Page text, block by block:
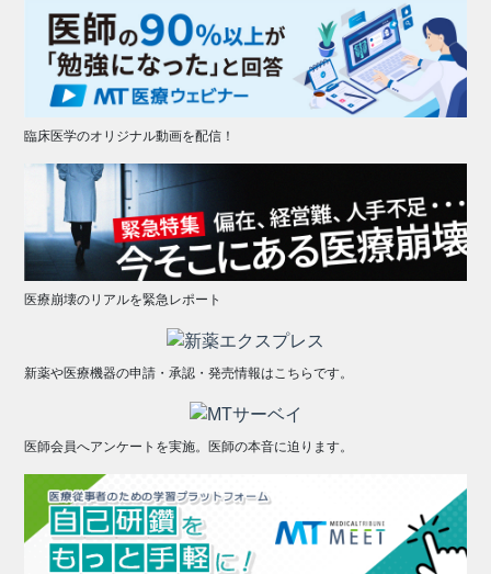
臨床医学のオリジナル動画を配信！
医療崩壊のリアルを緊急レポート
新薬や医療機器の申請・承認・発売情報はこちらです。
医師会員へアンケートを実施。医師の本音に迫ります。